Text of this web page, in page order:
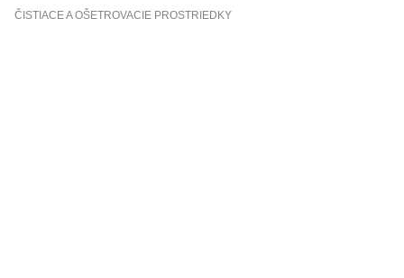
ČISTIACE A OŠETROVACIE PROSTRIEDKY